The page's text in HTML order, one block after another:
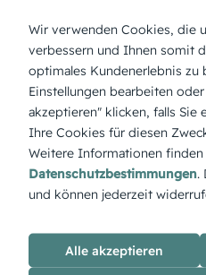
ÜBERBLICK:
Produktbeschreibung
Farbenfroh, verspielt und
Bewegung ins Design und
Menükarte Lust auf den
Wir verwenden Cookies, die
verbessern und Ihnen somit
optimales Kundenerlebnis zu
Einstellungen bearbeiten
akzeptieren" klicken, falls Sie
Ihre Cookies für diesen
Weitere Informationen finden
Datenschutzbestimmungen.
und können jederzeit
Alle akzeptieren